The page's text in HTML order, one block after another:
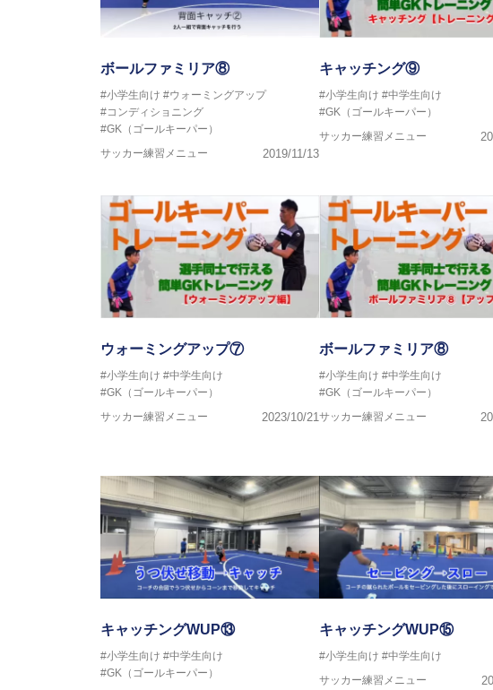
ボールファミリア⑧
#小学生向け #ウォーミングアップ
#コンディショニング
#GK（ゴールキーパー）
サッカー練習メニュー
2019/11/13
キャッチング⑨
#小学生向け #中学生向け
#GK（ゴールキーパー）
サッカー練習メニュー
ウォーミングアップ⑦
#小学生向け #中学生向け
#GK（ゴールキーパー）
サッカー練習メニュー
2023/10/21
ボールファミリア⑧
#小学生向け #中学生向け
#GK（ゴールキーパー）
サッカー練習メニュー
キャッチングWUP⑬
#小学生向け #中学生向け
#GK（ゴールキーパー）
キャッチングWUP⑮
#小学生向け #中学生向け
サッカー練習メニュー